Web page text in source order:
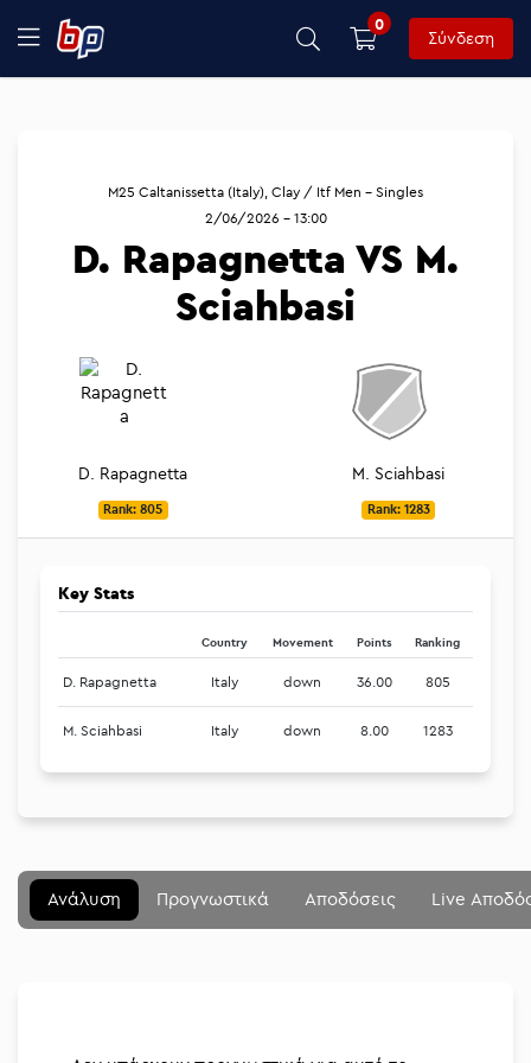
0
Σύνδεση
D. Rapagnetta
Rank: 805
M25 Caltanissetta (Italy), Clay / Itf Men - Singles
2/06/2026 - 13:00
D. Rapagnetta VS M.
Sciahbasi
M. Sciahbasi
Rank: 1283
Key Stats
Country Movement Points Ranking
D. Rapagnetta Italy down 36.00 805
M. Sciahbasi Italy down 8.00 1283
Ανάλυση Προγνωστικά Αποδόσεις Live
Μενού Κλείσιμο
Αναλύσεις